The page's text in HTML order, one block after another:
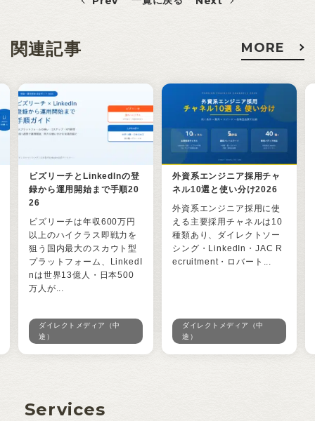
関連記事 MORE
ビズリーチとLinkedInの登
録から運用開始まで手順20
26
ビズリーチは年収600万円
以上のハイクラス即戦力を
狙う国内最大のスカウト型
プラットフォーム、LinkedI
nは世界13億人・日本500
万人が...
ダイレクトメディア（中
途）
外資系エンジニア採用チャ
ネル10選と使い分け2026
外資系エンジニア採用に使
える主要採用チャネルは10
種類あり、ダイレクトソー
シング・LinkedIn・JAC R
ecruitment・ロバート...
ダイレクトメディア（中
途）
Services